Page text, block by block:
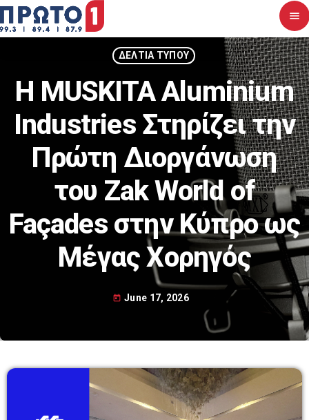
menu
close
Αρχική
Σχετικά με εμάς
Διαγωνισμοί
Επικοινωνία
BEST OF DRIVE TIME
09:00-11:00
09:00 - 11:00
ΔΕΛΤΙΑ ΤΥΠΟΥ
Η MUSKITA Aluminium
Industries Στηρίζει την
Πρώτη Διοργάνωση
του Zak World of
Façades στην Κύπρο ως
Μέγας Χορηγός
today June 17, 2026